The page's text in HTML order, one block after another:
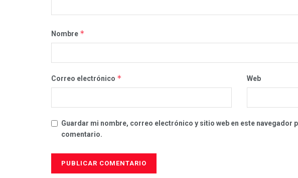
Nombre *
Correo electrónico * Web
Guardar mi nombre, correo electrónico y sitio web en este navegador
comentario.